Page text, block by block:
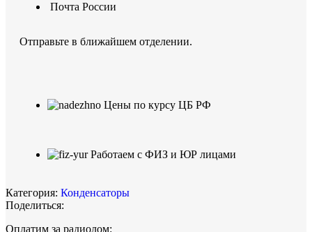
Почта России
Отправьте в ближайшем отделении.
Цены по курсу ЦБ РФ
Работаем с ФИЗ и ЮР лицами
Категория: Конденсаторы
Поделиться:
Оплатим за радиолом: